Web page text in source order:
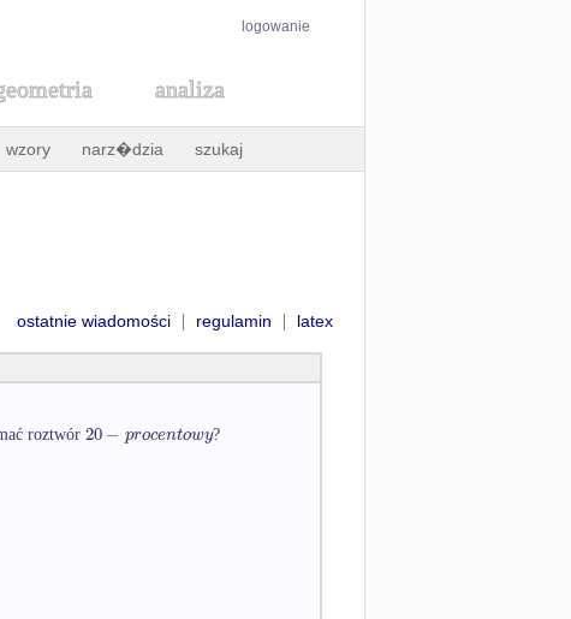
logowanie
analiza
wzory narz�dzia szukaj
ostatnie wiadomości | regulamin | latex
roztwór 20− procentowy?